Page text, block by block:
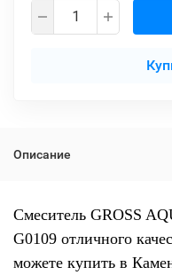
Описание
Смеситель GROSS
G0109 отличного
можете купить в